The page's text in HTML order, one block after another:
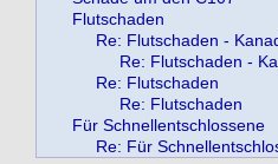
Flutschaden
Re: Flutschaden -
Re: Flutschaden -
Re: Flutschaden
Re: Flutschaden
Für Schnellentschlossene
Re: Für